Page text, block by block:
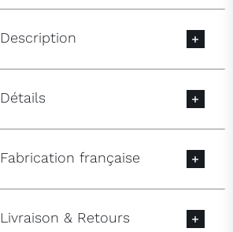
Description
Détails
Fabrication française
Livraison & Retours